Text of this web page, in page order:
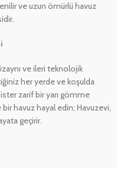
ve uzun ömürlü havuz
ve ileri teknolojik
her yerde ve koşulda
zarif bir yarı gömme
havuz hayal edin; Havuzevi,
geçirir.